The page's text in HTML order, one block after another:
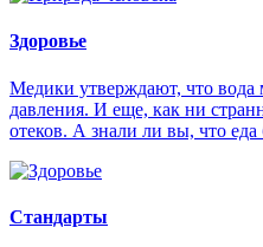
Здоровье
Медики утверждают, что
давления. И еще, как ни
отеков. А знали ли вы, что еда
Стандарты